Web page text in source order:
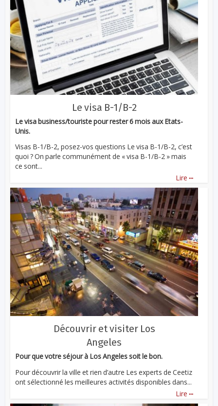
Le visa B-1/B-2
Le visa business/touriste pour rester 6 mois aux Etats-
Unis.
Visas B-1/B-2, posez-vos questions Le visa B-1/B-2, c’est
quoi ? On parle communément de « visa B-1/B-2 » mais
ce sont...
Lire ...
Découvrir et visiter Los
Angeles
Pour que votre séjour à Los Angeles soit le bon.
Pour découvrir la ville et rien d’autre Les experts de Ceetiz
ont sélectionné les meilleures activités disponibles dans...
Lire ...